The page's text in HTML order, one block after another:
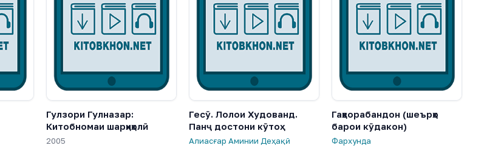
Гулзори Гулназар:
Китобномаи шарҳиҳолӣ
2005
Гесӯ. Лолои Худованд.
Панҷ достони кӯтоҳ
Алиасғар Аминии Деҳақӣ
Гаҳворабандон (шеърҳо
барои кӯдакон)
Фархунда